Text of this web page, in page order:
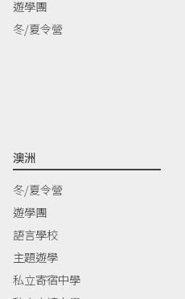
遊學團
冬/夏令營
澳洲
冬/夏令營
遊學團
語言學校
主題遊學
私立寄宿中學